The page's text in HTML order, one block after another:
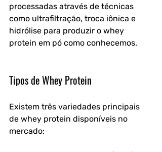
processadas através de técnicas
como ultrafiltração, troca iônica e
hidrólise para produzir o whey
protein em pó como conhecemos.
Tipos de Whey Protein
Existem três variedades principais
de whey protein disponíveis no
mercado: